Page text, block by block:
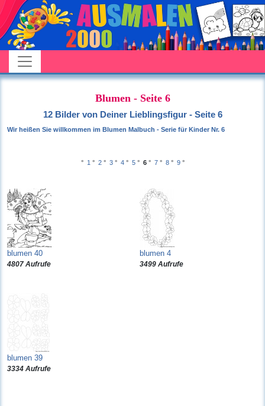
Blumen - Seite 6
12 Bilder von Deiner Lieblingsfigur - Seite 6
Wir heißen Sie willkommen im Blumen Malbuch - Serie für Kinder Nr. 6
° 1 ° 2° 3° 4° 5° 6 ° 7° 8° 9°
blumen 40
4807 Aufrufe
blumen 4
3499 Aufrufe
blumen 39
3334 Aufrufe